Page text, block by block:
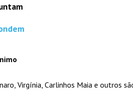
Virgínia, Carlinhos Maia e outros